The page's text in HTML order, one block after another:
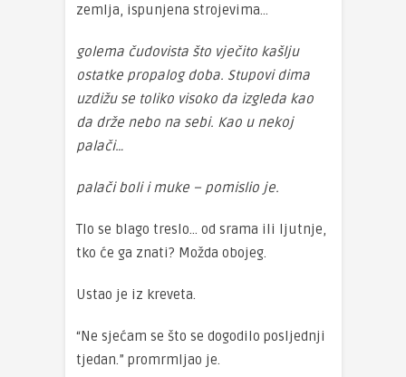
zemlja, ispunjena strojevima…
golema čudovista što vječito kašlju
ostatke propalog doba. Stupovi dima
uzdižu se toliko visoko da izgleda kao
da drže nebo na sebi. Kao u nekoj
palači…
palači boli i muke – pomislio je.
Tlo se blago treslo… od srama ili ljutnje,
tko će ga znati? Možda obojeg.
Ustao je iz kreveta.
“Ne sjećam se što se dogodilo posljednji
tjedan.” promrmljao je.